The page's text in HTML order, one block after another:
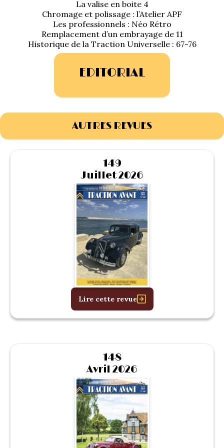
1934/1941
Evolution 11 –
1945/1952
Evolution 11 –
1952/1957
1938/1947
La 15/6 D –
1947/1955
La 15/6 H –
1954/1956
La valise en boite 4
Chromage et polissage : l’Atelier APF
Les professionnels : Néo Rétro
Remplacement d’un embrayage de 11
Historique de la Traction Universelle : 67-76
EDITORIAL
AUTRES REVUES
149
Juillet 2026
Lire cette revue
148
Avril 2026